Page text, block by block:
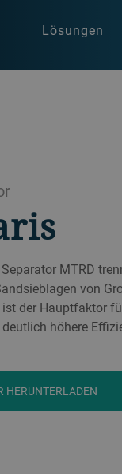
Lösungen
MTRD
von
der Hauptfaktor
höhere
HERUNTERLADEN